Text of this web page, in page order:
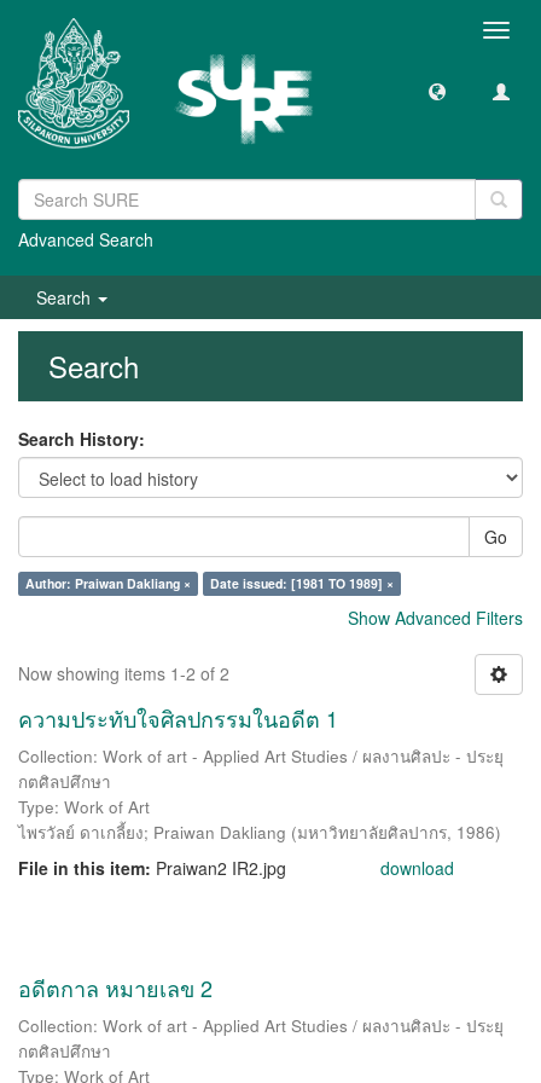
Advanced Search
Search
Search
Search History:
Go
Author: Praiwan Dakliang × Date issued: [1981 TO 1989] ×
Show Advanced Filters
Now showing items 1-2 of 2
ความประทับใจศิลปกรรมในอดีต 1
Collection: Work of art - Applied Art Studies / ผลงานศิลปะ - ประยุ
กตศิลปศึกษา
Type: Work of Art
ไพรวัลย์ ดาเกลี้ยง; Praiwan Dakliang (มหาวิทยาลัยศิลปากร, 1986)
File in this item: Praiwan2 IR2.jpg download
อดีตกาล หมายเลข 2
Collection: Work of art - Applied Art Studies / ผลงานศิลปะ - ประยุ
กตศิลปศึกษา
Type: Work of Art